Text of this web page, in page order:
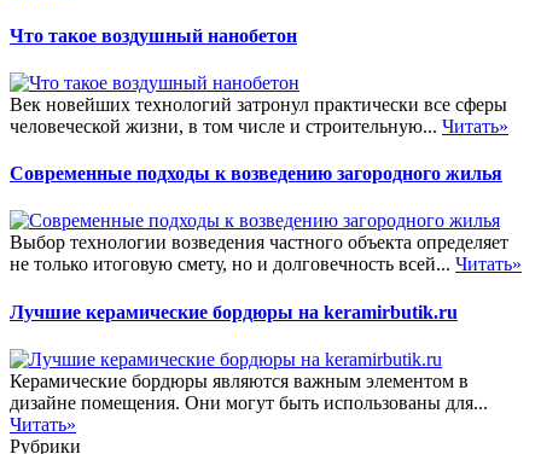
Что такое воздушный нанобетон
Век новейших технологий затронул практически все сферы
человеческой жизни, в том числе и строительную... Читать»
Современные подходы к возведению загородного жилья
Выбор технологии возведения частного объекта определяет
не только итоговую смету, но и долговечность всей... Читать»
Лучшие керамические бордюры на keramirbutik.ru
Керамические бордюры являются важным элементом в
дизайне помещения. Они могут быть использованы для...
Читать»
Рубрики